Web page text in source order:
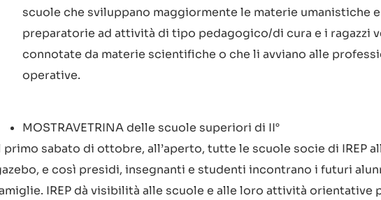
scuole che sviluppano maggiormente le materie umanistiche
preparatorie ad attività di tipo pedagogico/di cura e i ragazzi
connotate da materie scientifiche o che li avviano alle
operative.
MOSTRAVETRINA delle scuole superiori di II°
primo sabato di ottobre, all’aperto, tutte le scuole socie di IREP
e così presidi, insegnanti e studenti incontrano i futuri
IREP dà visibilità alle scuole e alle loro attività orientative